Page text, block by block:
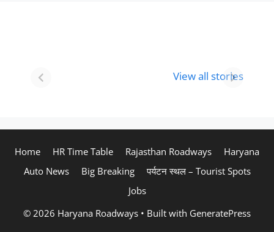
View all stories
Visit In
Holi
Home HR Time Table Rajasthan Roadways
Haryana
Auto News
Big Breaking
पर्यटन स्थल – Tourist Spots
Jobs
© 2026 Haryana Roadways • Built with GeneratePress